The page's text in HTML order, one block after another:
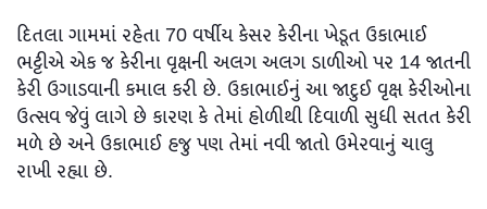
દિતલા ગામમાં રહેતા 70 વર્ષીય કેસર કેરીના ખેડૂત ઉકાભાઈ
ભટ્ટીએ એક જ કેરીના વૃક્ષની અલગ અલગ ડાળીઓ પર 14 જાતની
કેરી ઉગાડવાની કમાલ કરી છે. ઉકાભાઈનું આ જાદુઈ વૃક્ષ કેરીઓના
ઉત્સવ જેવું લાગે છે કારણ કે તેમાં હોળીથી દિવાળી સુધી સતત કેરી
મળે છે અને ઉકાભાઈ હજુ પણ તેમાં નવી જાતો ઉમેરવાનું ચાલુ
રાખી રહ્યા છે.